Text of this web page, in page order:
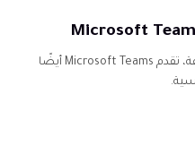
أولئك الذين لم يترقوا إلى الخطة المدفوعة، تقدم Microsoft Teams أيضًا